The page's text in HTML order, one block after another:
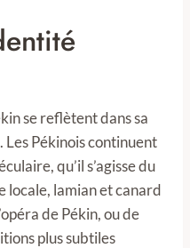
se reflètent dans sa
Pékinois continuent
qu’il s’agisse du
locale, lamian et canard
de Pékin, ou de
plus subtiles